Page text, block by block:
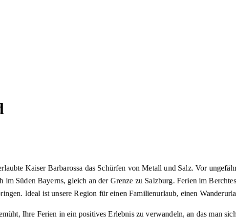
Kaiser Barbarossa das Schürfen von Metall und Salz. Vor
Süden Bayerns, gleich an der Grenze zu Salzburg. Ferien im
Ideal ist unsere Region für einen Familienurlaub, einen
Ihre Ferien in ein positives Erlebnis zu verwandeln, an das man